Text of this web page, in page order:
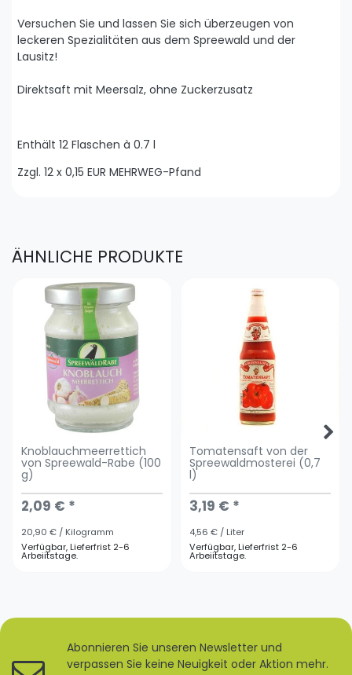
Versuchen Sie und lassen Sie sich überzeugen von
leckeren Spezialitäten aus dem Spreewald und der
Lausitz!
Direktsaft mit Meersalz, ohne Zuckerzusatz
Enthält 12 Flaschen à 0.7 l
Zzgl. 12 x 0,15 EUR MEHRWEG-Pfand
ÄHNLICHE PRODUKTE
Knoblauchmeerrettich
von Spreewald-Rabe (100
g)
2,09 € *
20,90 € / Kilogramm
Verfügbar, Lieferfrist 2-6
Arbeiitstage.
Tomatensaft von der
Spreewaldmosterei (0,7
l)
3,19 € *
4,56 € / Liter
Verfügbar, Lieferfrist 2-6
Arbeiitstage.
Abonnieren Sie unseren Newsletter und
verpassen Sie keine Neuigkeit oder Aktion mehr.